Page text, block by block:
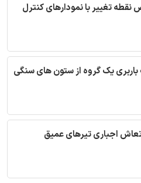
تغییر با نمودارهای کنترل
یک گروه از ستون های سنگی
اجباری تیرهای عمیق